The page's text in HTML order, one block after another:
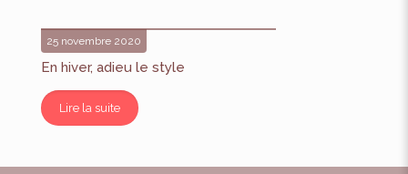
25 novembre 2020
En hiver, adieu le style
Lire la suite